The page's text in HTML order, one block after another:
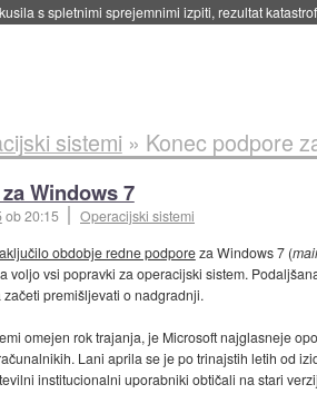
razvija svojo raketo za večkratno uporabo::
sistemi » Konec podpore
Windows 7
ob 20:15
Operacijski sistemi
obdobje redne podporeza Windows 7 (
voljo vsi popravki za operacijski sistem.
premišljevati o nadgradnji.
omejen rok trajanja, je Microsoft najglasneje
Lani aprila se je po trinajstih letih od
institucionalni uporabniki obtičali na stari